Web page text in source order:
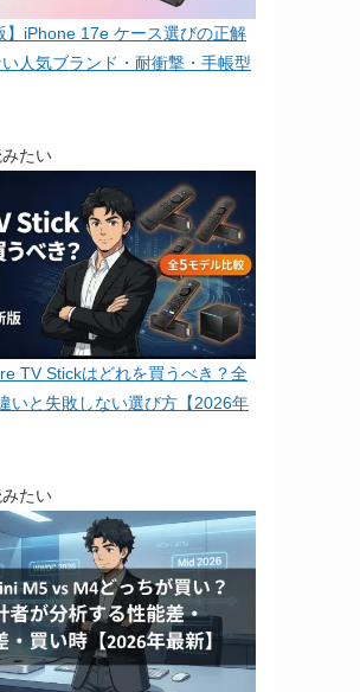
】iPhone 17e ケース選びの正解
い人気ブランド・耐衝撃・手帳型
たい
TV Stickはどれを買うべき？全
いと失敗しない選び方【2026年
たい